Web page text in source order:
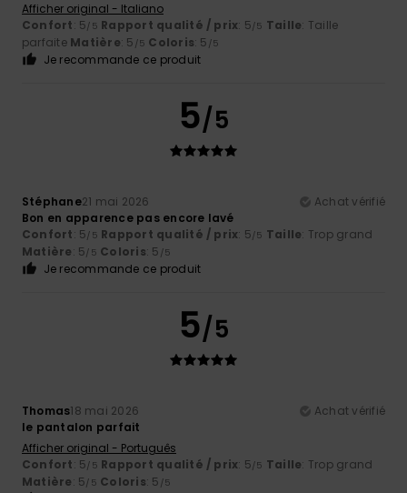
Afficher original - Italiano
Confort: 5/5 Rapport qualité / prix: 5/5 Taille: Taille
parfaite Matière: 5 /5 Coloris: 5 /5
Je recommande ce produit
5/5
Stéphane21 mai 2026
Achat vérifié
Bon en apparence pas encore lavé
Confort: 5/5 Rapport qualité / prix: 5/5 Taille: Trop grand
Matière: 5/5 Coloris: 5 /5
Je recommande ce produit
5/5
Thomas18 mai 2026
Achat vérifié
le pantalon parfait
Afficher original - Português
Confort: 5/5 Rapport qualité / prix: 5/5 Taille: Trop grand
Matière: 5/5 Coloris: 5 /5